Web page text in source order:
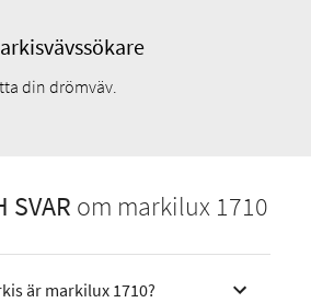
din drömväv.
SVAR om markilux 1710
är markilux 1710?